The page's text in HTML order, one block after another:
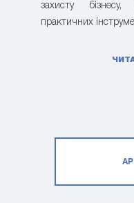
захисту
практичних